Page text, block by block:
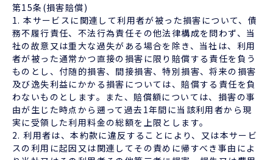
第15条(損害賠償)
1. 本サービスに関連して利用者が被った損害について、債
務不履行責任、不法行為責任その他法律構成を問わず、当
社の故意又は重大な過失がある場合を除き、当社は、利用
者が被った通常かつ直接の損害に限り賠償する責任を負う
ものとし、付随的損害、間接損害、特別損害、将来の損害
及び逸失利益にかかる損害については、賠償する責任を負
わないものとします。また、賠償額については、損害の事
由が生じた時点から遡って過去1年間に当該利用者から現
実に受領した利用料金の総額を上限とします。
2. 利用者は、本約款に違反することにより、又は本サービ
スの利用に起因又は関連してその責めに帰すべき事由によ